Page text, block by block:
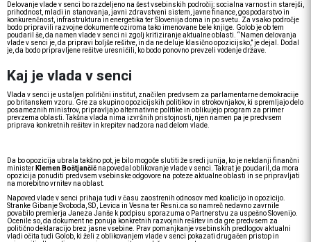
Delovanje vlade v senci bo razdeljeno na šest vsebinskih področij: socialna varnost in starejši,
prihodnost, mladi in stanovanja, javni zdravstveni sistem, javne finance, gospodarstvo in
konkurenčnost, infrastruktura in energetika ter Slovenija doma in po svetu. Za vsako področje
bodo pripravili razvojne dokumente oziroma tako imenovane bele knjige. Golob je ob tem
poudaril še, da namen vlade v senci ni zgolj kritiziranje aktualne oblasti. “Namen delovanja
vlade v senci je, da pripravi boljše rešitve, in da ne deluje klasično opozicijsko,” je dejal. Dodal
je, da bodo pripravljene rešitve uresničili, ko bodo ponovno prevzeli vodenje države.
Kaj je vlada v senci
Vlada v senci je ustaljen politični institut, značilen predvsem za parlamentarne demokracije
po britanskem vzoru. Gre za skupino opozicijskih politikov in strokovnjakov, ki spremljajo delo
posameznih ministrov, pripravljajo alternativne politike in oblikujejo program za primer
prevzema oblasti. Takšna vlada nima izvršnih pristojnosti, njen namen pa je predvsem
priprava konkretnih rešitev in krepitev nadzora nad delom vlade.
Da bo opozicija ubrala takšno pot, je bilo mogoče slutiti že sredi junija, ko je nekdanji finančni
minister Klemen Boštjančič napovedal oblikovanje vlade v senci. Takrat je poudaril, da mora
opozicija ponuditi predvsem vsebinske odgovore na poteze aktualne oblasti in se pripravljati
na morebitno vrnitev na oblast.
Napoved vlade v senci prihaja tudi v času zaostrenih odnosov med koalicijo in opozicijo.
Stranke Gibanje Svoboda, SD, Levica in Vesna ter Resni.ca so namreč nedavno zavrnile
povabilo premierja Janeza Janše k podpisu sporazuma o Partnerstvu za uspešno Slovenijo.
Ocenile so, da dokument ne ponuja konkretnih razvojnih rešitev in da gre predvsem za
politično deklaracijo brez jasne vsebine. Prav pomanjkanje vsebinskih predlogov aktualni
vladi očita tudi Golob, ki želi z oblikovanjem vlade v senci pokazati drugačen pristop in